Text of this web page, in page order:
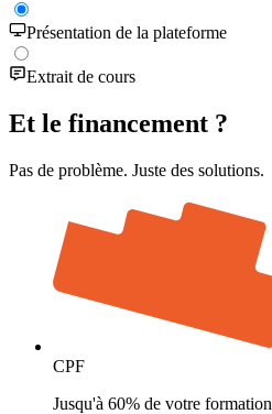
Présentation de la plateforme
Extrait de cours
Et le financement ?
Pas de problème. Juste des solutions.
CPF
Jusqu'à 60% de votre formation